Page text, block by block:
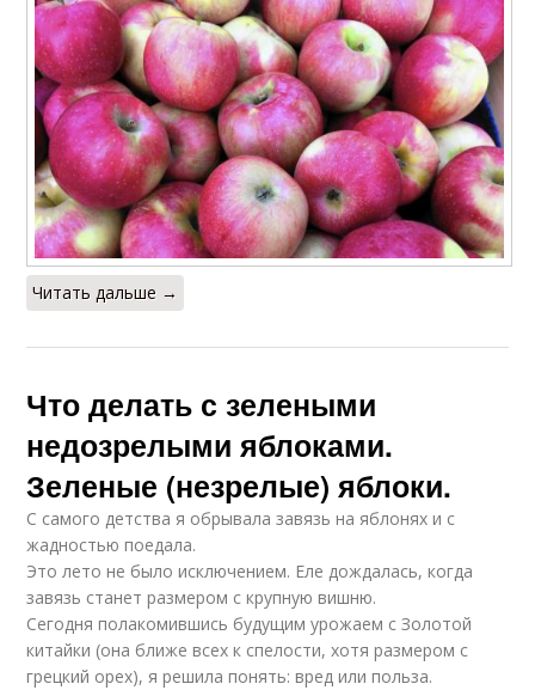
Читать дальше →
Что делать с зелеными
недозрелыми яблоками.
Зеленые (незрелые) яблоки.
С самого детства я обрывала завязь на яблонях и с
жадностью поедала.
Это лето не было исключением. Еле дождалась, когда
завязь станет размером с крупную вишню.
Сегодня полакомившись будущим урожаем с Золотой
китайки (она ближе всех к спелости, хотя размером с
грецкий орех), я решила понять: вред или польза.